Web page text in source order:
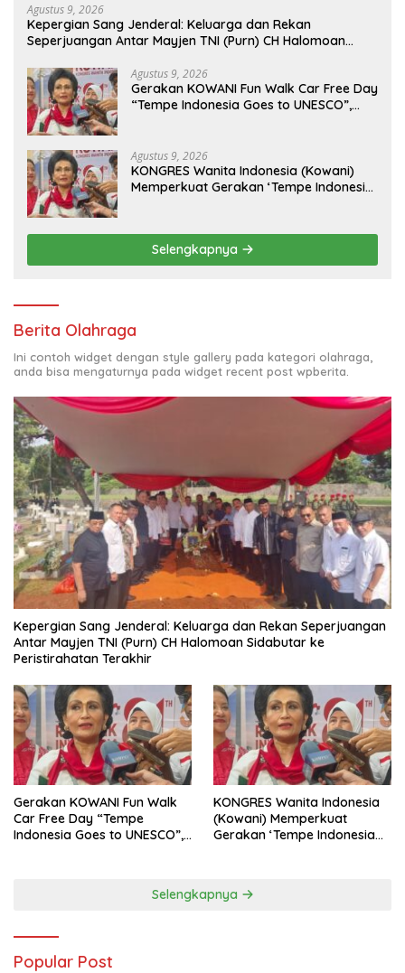
Agustus 9, 2026
Kepergian Sang Jenderal: Keluarga dan Rekan
Seperjuangan Antar Mayjen TNI (Purn) CH Halomoan
Agustus 9, 2026
Gerakan KOWANI Fun Walk Car Free Day
“Tempe Indonesia Goes to UNESCO”,
Agustus 9, 2026
KONGRES Wanita Indonesia (Kowani)
Memperkuat Gerakan ‘Tempe Indonesia
Selengkapnya
Berita Olahraga
Ini contoh widget dengan style gallery pada kategori olahraga,
anda bisa mengaturnya pada widget recent post wpberita.
Kepergian Sang Jenderal: Keluarga dan Rekan Seperjuangan
Antar Mayjen TNI (Purn) CH Halomoan Sidabutar ke
Peristirahatan Terakhir
Gerakan KOWANI Fun Walk
Car Free Day “Tempe
Indonesia Goes to UNESCO”,
KONGRES Wanita Indonesia
(Kowani) Memperkuat
Gerakan ‘Tempe Indonesia
Selengkapnya
Popular Post